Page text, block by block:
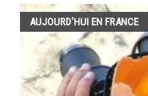
AUJOURD'HUI EN FRANCE